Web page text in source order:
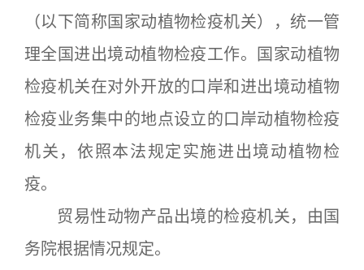
（以下简称国家动植物检疫机关），统一管
理全国进出境动植物检疫工作。国家动植物
检疫机关在对外开放的口岸和进出境动植物
检疫业务集中的地点设立的口岸动植物检疫
机关，依照本法规定实施进出境动植物检
疫。
贸易性动物产品出境的检疫机关，由国
务院根据情况规定。